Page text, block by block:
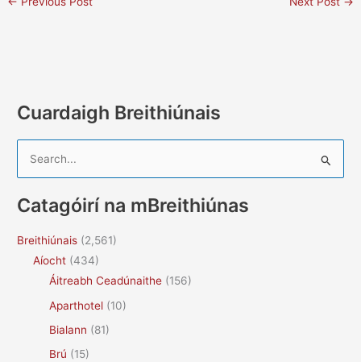
Cuardaigh Breithiúnais
r
c
Catagóirí na mBreithiúnas
Breithiúnais (2,561)
Aíocht (434)
Áitreabh Ceadúnaithe (156)
Aparthotel (10)
Bialann (81)
Brú (15)